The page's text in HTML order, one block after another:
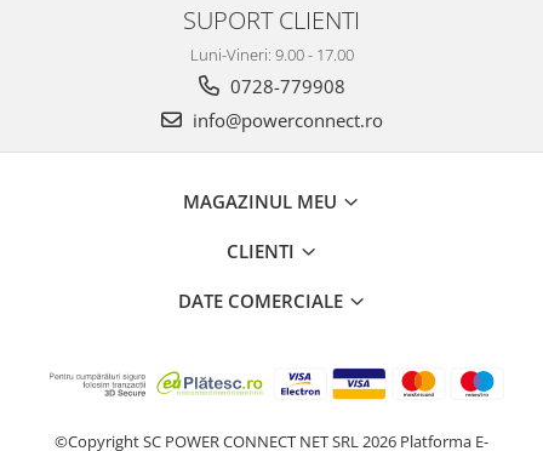
SUPORT CLIENTI
Luni-Vineri: 9.00 - 17.00
0728-779908
info@powerconnect.ro
MAGAZINUL MEU
CLIENTI
DATE COMERCIALE
©Copyright SC POWER CONNECT NET SRL 2026 Platforma E-